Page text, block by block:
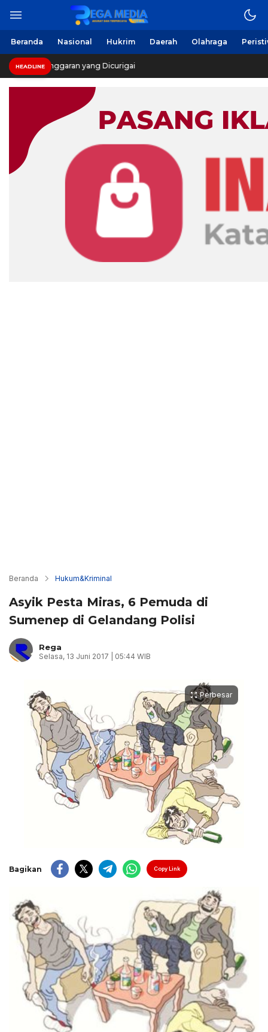
Beranda Nasional Hukrim Daerah Olahraga
HEADLINE
yang Dicurigai
Beranda Hukum&Kriminal
Asyik Pesta Miras, 6 Pemuda di
Sumenep di Gelandang Polisi
Rega
Selasa, 13 Juni 2017 | 05:44 WIB
Perbesar
Bagikan Copy Link